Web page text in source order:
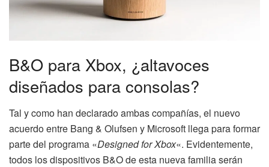
B&O para Xbox, ¿altavoces
diseñados para consolas?
Tal y como han declarado ambas compañías, el nuevo
acuerdo entre Bang & Olufsen y Microsoft llega para formar
parte del programa «Designed for Xbox«. Evidentemente,
todos los dispositivos B&O de esta nueva familia serán